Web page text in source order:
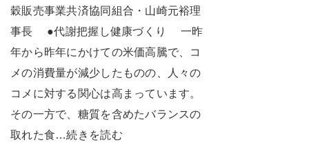
穀販売事業共済協同組合・山崎元裕理
事長 ●代謝把握し健康づくり 一昨
年から昨年にかけての米価高騰で、コ
メの消費量が減少したものの、人々の
コメに対する関心は高まっています。
その一方で、糖質を含めたバランスの
取れた食…続きを読む